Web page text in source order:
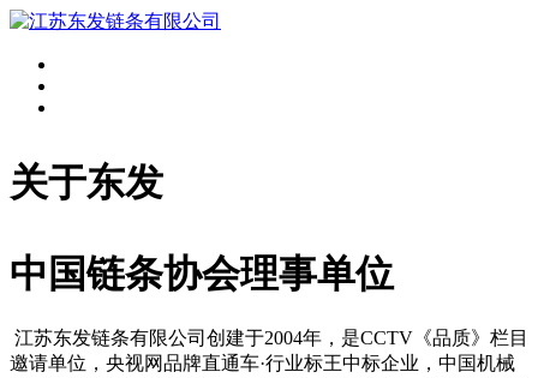
关于东发
中国链条协会理事单位
江苏东发链条有限公司创建于2004年，是CCTV《品质》栏目
邀请单位，央视网品牌直通车·行业标王中标企业，中国机械